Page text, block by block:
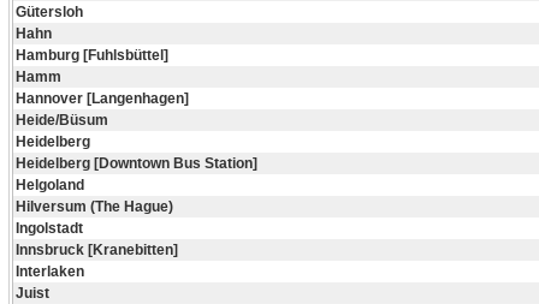
Gütersloh
Hahn
Hamburg [Fuhlsbüttel]
Hamm
Hannover [Langenhagen]
Heide/Büsum
Heidelberg
Heidelberg [Downtown Bus Station]
Helgoland
Hilversum (The Hague)
Ingolstadt
Innsbruck [Kranebitten]
Interlaken
Juist